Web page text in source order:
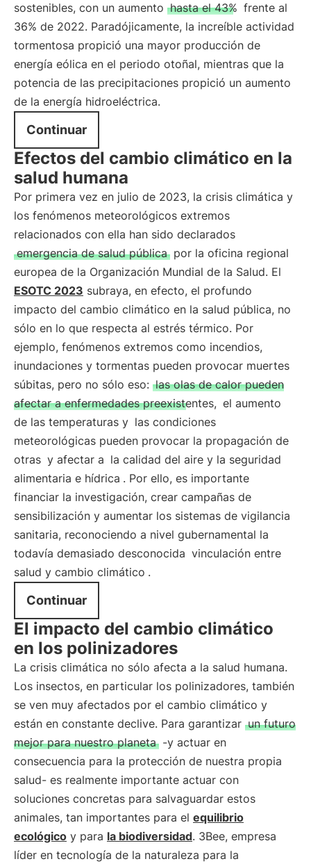
sostenibles, con un aumento hasta el 43% frente al
36% de 2022. Paradójicamente, la increíble actividad
tormentosa propició una mayor producción de
energía eólica en el periodo otoñal, mientras que la
potencia de las precipitaciones propició un aumento
de la energía hidroeléctrica.
Continuar
Efectos del cambio climático en la
salud humana
Por primera vez en julio de 2023, la crisis climática y
los fenómenos meteorológicos extremos
relacionados con ella han sido declarados
emergencia de salud pública por la oficina regional
europea de la Organización Mundial de la Salud. El
ESOTC 2023 subraya, en efecto, el profundo
impacto del cambio climático en la salud pública, no
sólo en lo que respecta al estrés térmico. Por
ejemplo, fenómenos extremos como incendios,
inundaciones y tormentas pueden provocar muertes
súbitas, pero no sólo eso: las olas de calor pueden
afectar a enfermedades preexistentes, el aumento
de las temperaturas y las condiciones
meteorológicas pueden provocar la propagación de
otras y afectar a la calidad del aire y la seguridad
alimentaria e hídrica . Por ello, es importante
financiar la investigación, crear campañas de
sensibilización y aumentar los sistemas de vigilancia
sanitaria, reconociendo a nivel gubernamental la
todavía demasiado desconocida vinculación entre
salud y cambio climático .
Continuar
El impacto del cambio climático
en los polinizadores
La crisis climática no sólo afecta a la salud humana.
Los insectos, en particular los polinizadores, también
se ven muy afectados por el cambio climático y
están en constante declive. Para garantizar un futuro
mejor para nuestro planeta -y actuar en
consecuencia para la protección de nuestra propia
salud- es realmente importante actuar con
soluciones concretas para salvaguardar estos
animales, tan importantes para el equilibrio
ecológico y para la biodiversidad. 3Bee, empresa
líder en tecnología de la naturaleza para la